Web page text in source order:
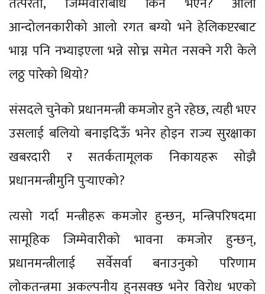
आन्दोलनकारीको आलो रगत बग्यो भने हेलिकप्टरबाट
भाग्न पनि नभ्याइएला भन्ने सोच्न समेत नसक्ने गरी केले
लठ्ठ पारेको थियो?
संसदले चुनेको प्रधानमन्त्री कमजोर हुने रहेछ, त्यही भएर
उसलाई बलियो बनाइदिऊँ भनेर होइन राज्य सुरक्षाका
खबरदारी र सतर्कतामूलक निकायहरू सोझै
प्रधानमन्त्रीमुनि पुर्‍याएको?
त्यसो गर्दा मन्त्रीहरू कमजोर हुन्छन्, मन्त्रिपरिषदमा
सामूहिक जिम्मेवारीको भावना कमजोर हुन्छन्,
प्रधानमन्त्रीलाई सर्वेसर्वा बनाउनुको परिणाम
लोकतन्त्रमा अकल्पनीय हुनसक्छ भनेर विरोध भएको